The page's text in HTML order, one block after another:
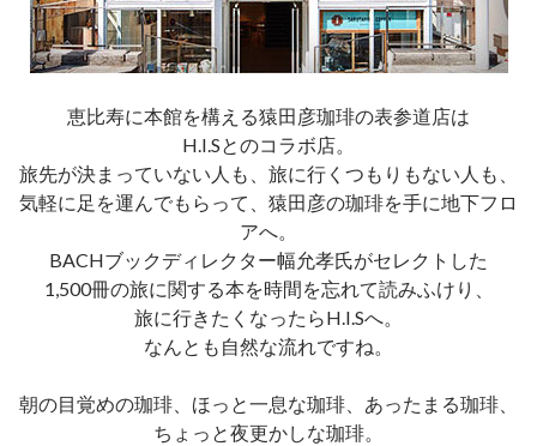
恵比寿に本館を構える猿田彦珈琲の表参道店は
H.I.Sとのコラボ店。
旅先が決まっていない人も、旅に行くつもりもない人も、
気軽に足を運んでもらって、猿田彦の珈琲を手に地下フロ
アへ。
BACHブックディレクター幅允孝氏がセレクトした
1,500冊の旅に関する本を時間を忘れて読みふけり、
旅に行きたくなったらH.I.Sへ。
なんとも自然な流れですね。
朝の目覚めの珈琲、ほっと一息な珈琲、あったまる珈琲、
ちょっと夜更かしな珈琲。